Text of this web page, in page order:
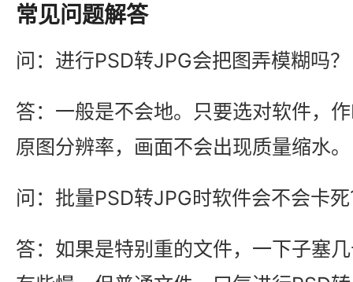
常见问题解答
问：进行PSD转JPG会把图弄模糊吗？
答：一般是不会地。只要选对软件，
原图分辨率，画面不会出现质量缩水。
问：批量PSD转JPG时软件会不会卡
答：如果是特别重的文件，一下子塞